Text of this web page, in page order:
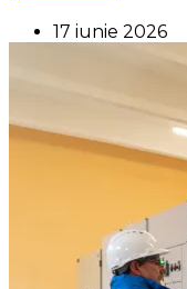
17 iunie 2026